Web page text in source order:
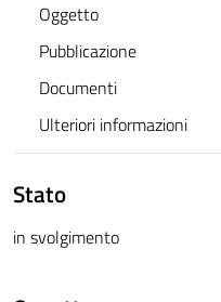
Oggetto
Pubblicazione
Documenti
Ulteriori informazioni
Stato
in svolgimento